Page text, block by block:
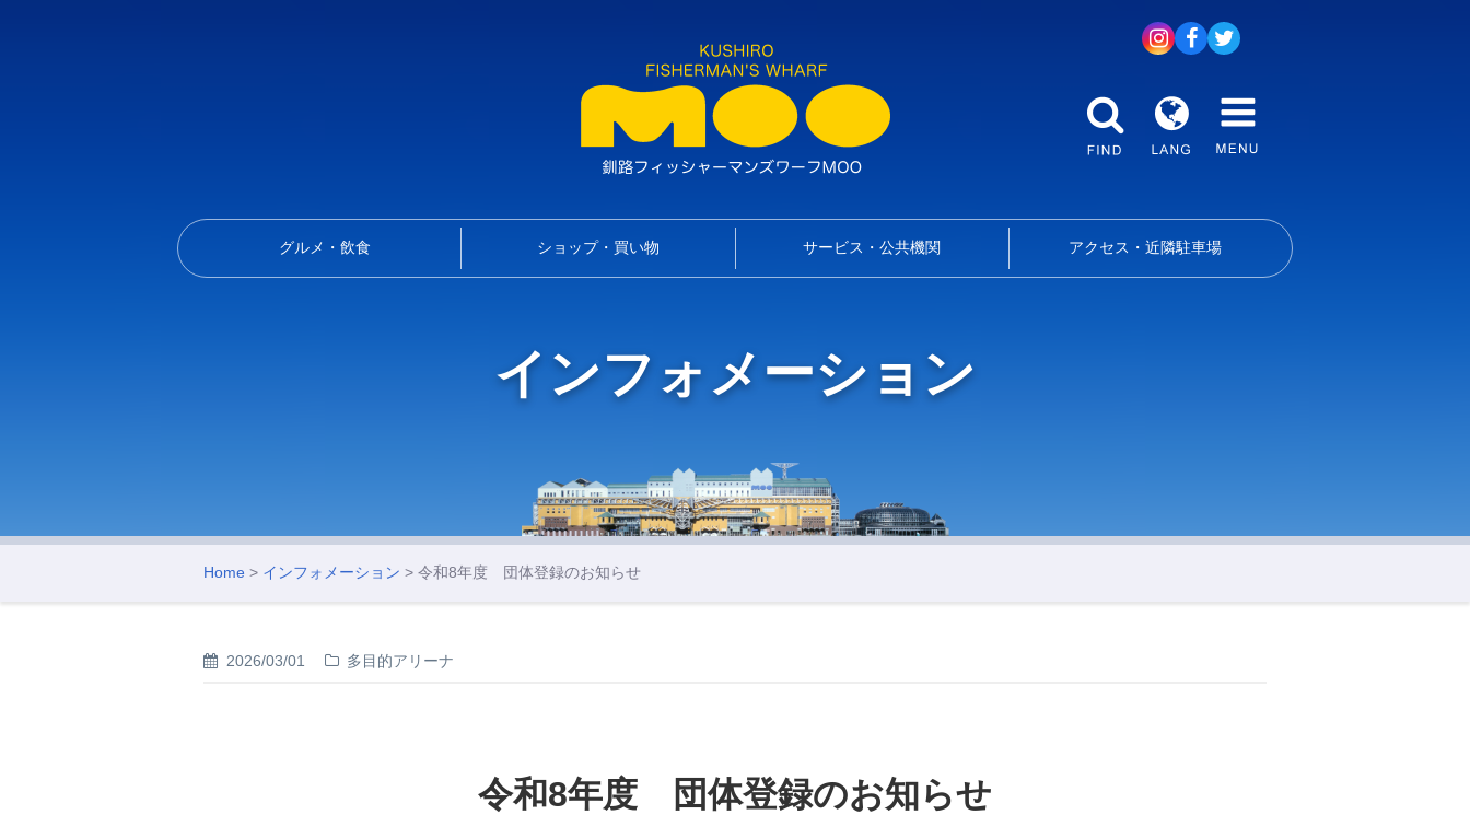
グルメ・飲食 ショップ・買い物 サービス・公共機関 アクセス・近隣駐車場
インフォメーション
Home > インフォメーション > 令和8年度 団体登録のお知らせ
2026/03/01 多目的アリーナ
令和8年度 団体登録のお知らせ